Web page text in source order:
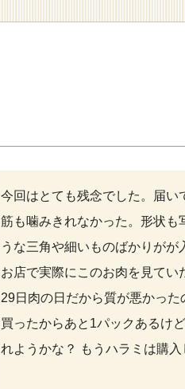
今回はとても残念でした。届い
筋も噛みきれなかった。形状も
うな三角や細いものばかりが
お店で実際にこのお肉を見てい
29日肉の日だから質が悪かっ
買ったからあと1パックあるけ
れようかな？ もうハラミは購入